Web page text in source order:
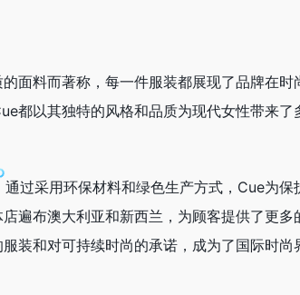
面料而著称，每一件服装都展现了品牌在时
都以其独特的风格和品质为现代女性带来了
过采用环保材料和绿色生产方式，Cue为保
遍布澳大利亚和新西兰，为顾客提供了更多
装和对可持续时尚的承诺，成为了国际时尚